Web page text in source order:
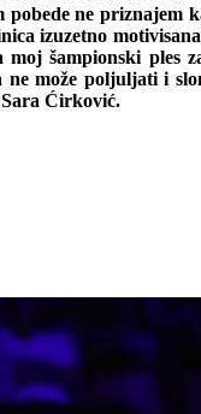
pobede ne priznajem
izuzetno
moj šampionski ples
ne može poljuljati i
Sara Ćirković.